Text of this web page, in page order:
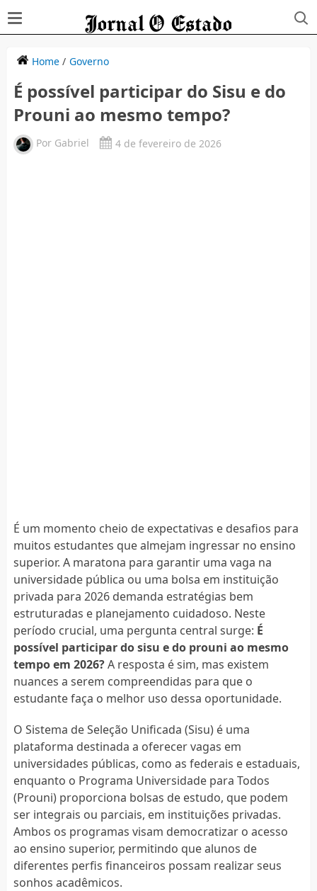
Home/ Governo
É possível participar do Sisu e do
Prouni ao mesmo tempo?
Por Gabriel 4 de fevereiro de 2026
É um momento cheio de expectativas e desafios para
muitos estudantes que almejam ingressar no ensino
superior. A maratona para garantir uma vaga na
universidade pública ou uma bolsa em instituição
privada para 2026 demanda estratégias bem
estruturadas e planejamento cuidadoso. Neste
período crucial, uma pergunta central surge: É
possível participar do sisu e do prouni ao mesmo
tempo em 2026?A resposta é sim, mas existem
nuances a serem compreendidas para que o
estudante faça o melhor uso dessa oportunidade.
O Sistema de Seleção Unificada (Sisu) é uma
plataforma destinada a oferecer vagas em
universidades públicas, como as federais e estaduais,
enquanto o Programa Universidade para Todos
(Prouni) proporciona bolsas de estudo, que podem
ser integrais ou parciais, em instituições privadas.
Ambos os programas visam democratizar o acesso
ao ensino superior, permitindo que alunos de
diferentes perfis financeiros possam realizar seus
sonhos acadêmicos.